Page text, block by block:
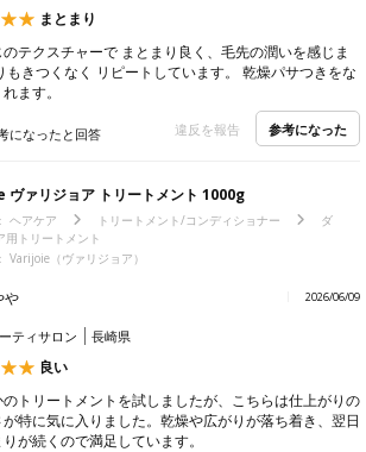
まとまり
テクスチャーで まとまり良く、毛先の潤いを感じま
もきつくなく リピートしています。 乾燥パサつきをな
ます。
になったと回答 違反を報告 参考になった
ァリジョア トリートメント 1000g
ヘアケア トリートメント/コンディショナー
ダ
用トリートメント
Varijoie（ヴァリジョア）
や 2026/06/09
ティサロン 長崎県
良い
トリートメントを試しましたが、こちらは仕上がりの
特に気に入りました。乾燥や広がりが落ち着き、翌日
が続くので満足しています。